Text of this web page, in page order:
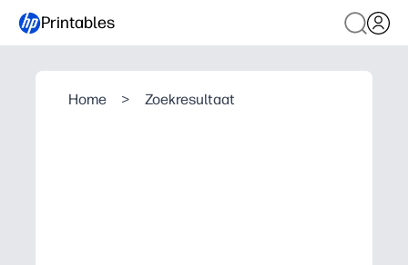
Printables
Home > Zoekresultaat